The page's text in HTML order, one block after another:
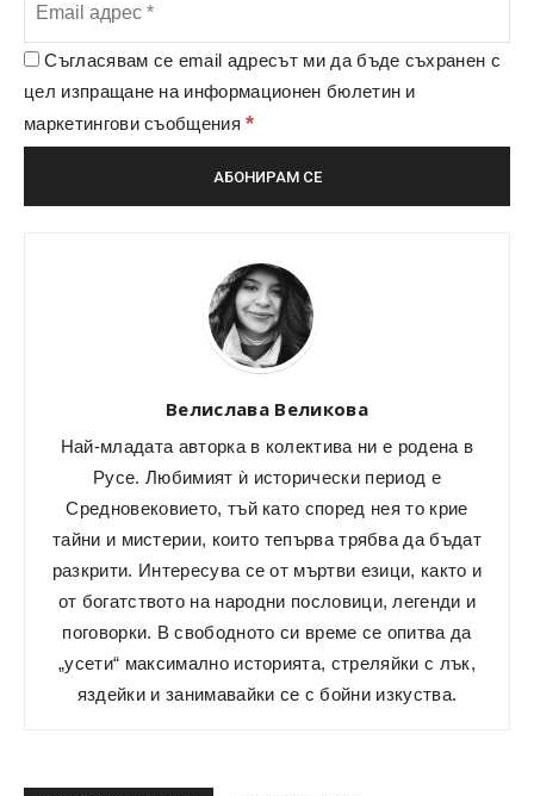
Съгласявам се email адресът ми да бъде съхранен с
цел изпращане на информационен бюлетин и
маркетингови съобщения*
Велислава Великова
Най-младата авторка в колектива ни е родена в
Русе. Любимият ѝ исторически период е
Средновековието, тъй като според нея то крие
тайни и мистерии, които тепърва трябва да бъдат
разкрити. Интересува се от мъртви езици, както и
от богатството на народни пословици, легенди и
поговорки. В свободното си време се опитва да
„усети“ максимално историята, стреляйки с лък,
яздейки и занимавайки се с бойни изкуства.